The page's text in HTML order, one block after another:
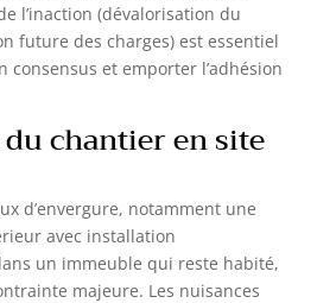
l’inaction (dévalorisation du
future des charges) est essentiel
consensus et emporter l’adhésion
chantier en site
d’envergure, notamment une
avec installation
un immeuble qui reste habité,
majeure. Les nuisances